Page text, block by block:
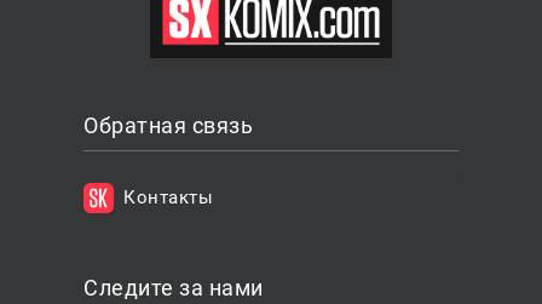
Обратная связь
Контакты
Следите за нами